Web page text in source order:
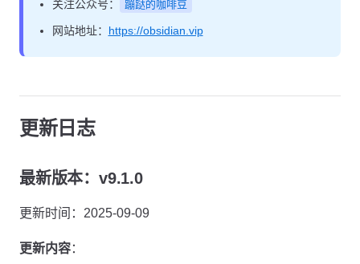
关注公众号：
蹦跶的咖啡豆
网站地址： https://obsidian.vip
更新日志
最新版本：v9.1.0
更新时间：2025-09-09
更新内容：